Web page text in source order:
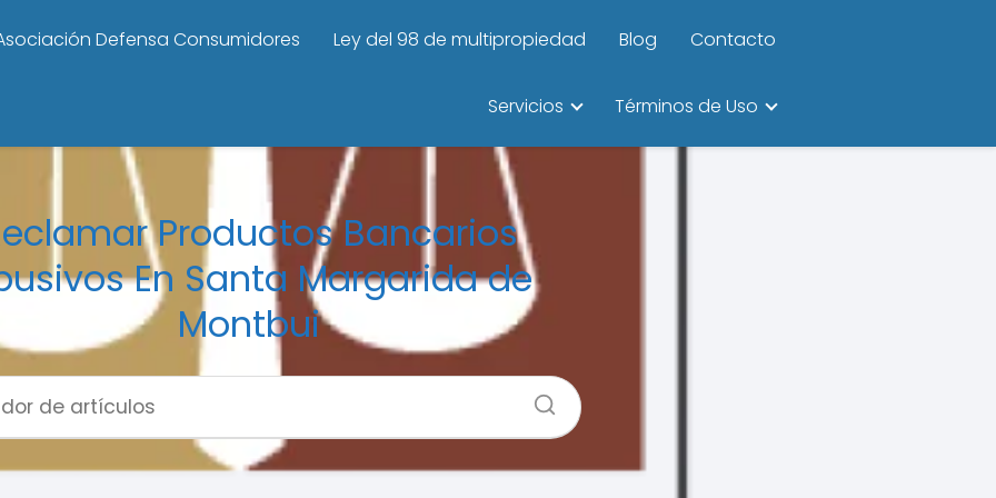
Defensa Consumidores Ley del 98 de multipropiedad Blog Contacto
Servicios Términos de Uso
Productos Bancarios
En Santa Margarida de
Montbui